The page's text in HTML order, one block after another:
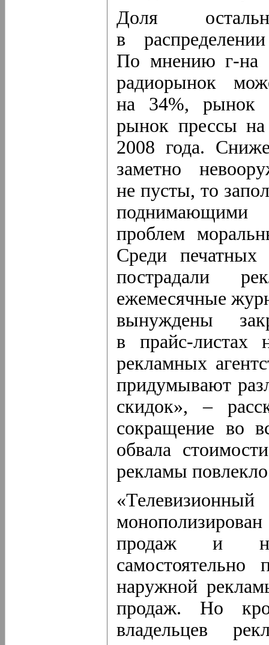
Доля
в
По мнениюг-на
радиорынок
на 34%, рынок
рынок прессы на
2008 года.
заметно
не пусты, то
проблем
Среди
пострадали
ежемесячные
вынуждены
в прайс-листах
рекламных
придумывают
скидок», –
сокращение во
обвала
рекламы
продаж и
наружной
продаж. Но
владельцев